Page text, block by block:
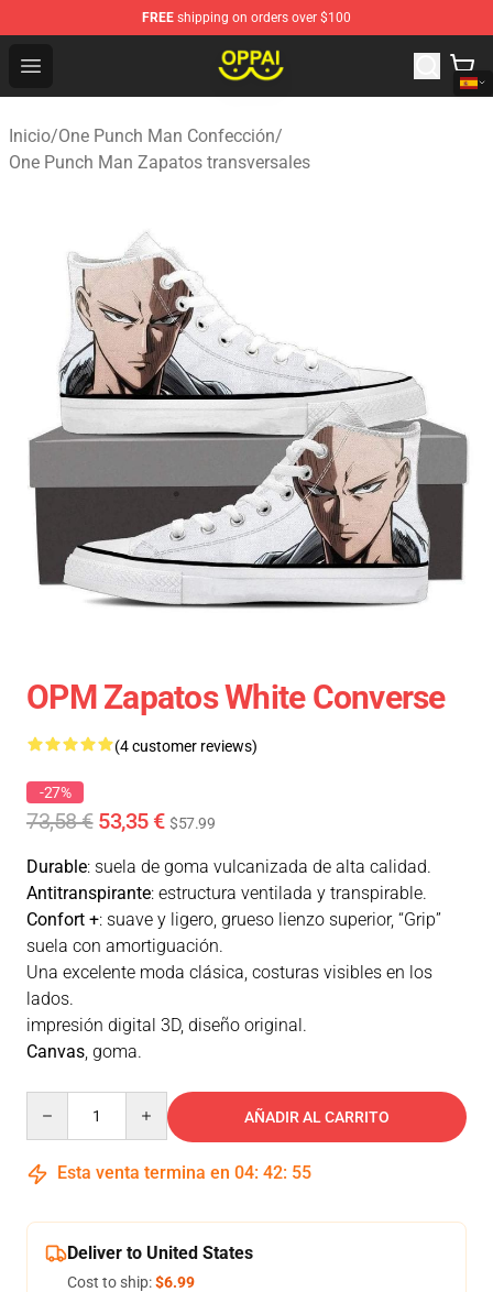
FREE shipping on orders over $100
Open menu
Oppai Store - Official Oppai Merchandise Shop
Inicio/One Punch Man Confección/
One Punch Man Zapatos transversales
OPM Zapatos White Converse
(4 customer reviews)
-27%
73,58 € 53,35 € $57.99
Durable: suela de goma vulcanizada de alta calidad.
Antitranspirante: estructura ventilada y transpirable.
Confort +: suave y ligero, grueso lienzo superior, “Grip”
suela con amortiguación.
Una excelente moda clásica, costuras visibles en los
lados.
impresión digital 3D, diseño original.
Canvas, goma.
AÑADIR AL CARRITO
Esta venta termina en 04: 42: 54
Deliver to United States
Cost to ship:$6.99